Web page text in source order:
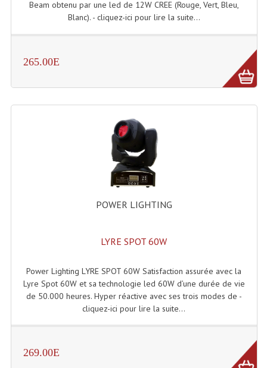
Lampes Dichroique
Les Packs Light
Lumières Noire
Lyres
Projecteur De Gobo
Projecteur Extérieur Multifaisceaux
Projecteur Led Sur Batterie
Beam obtenu par une led de 12W CREE (Rouge, Vert, Bleu,
Blanc). - cliquez-ici pour lire la suite...
265.00E
POWER LIGHTING
LYRE SPOT 60W
Power Lighting LYRE SPOT 60W Satisfaction assurée avec la
Lyre Spot 60W et sa technologie led 60W d’une durée de vie
de 50.000 heures. Hyper réactive avec ses trois modes de -
cliquez-ici pour lire la suite...
269.00E